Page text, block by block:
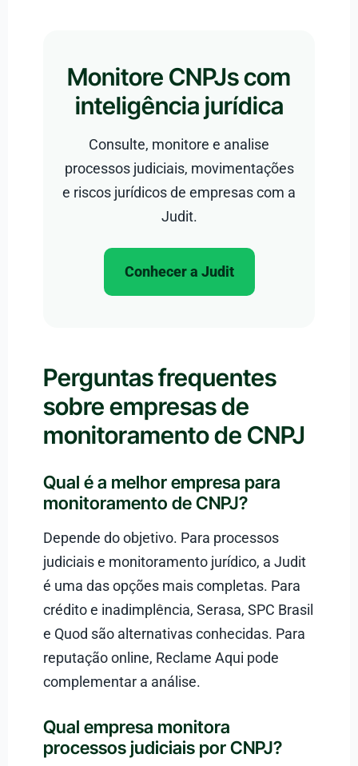
Monitore CNPJs com
inteligência jurídica
Consulte, monitore e analise
processos judiciais, movimentações
e riscos jurídicos de empresas com a
Judit.
Conhecer a Judit
Perguntas frequentes
sobre empresas de
monitoramento de CNPJ
Qual é a melhor empresa para
monitoramento de CNPJ?
Depende do objetivo. Para processos
judiciais e monitoramento jurídico, a Judit
é uma das opções mais completas. Para
crédito e inadimplência, Serasa, SPC Brasil
e Quod são alternativas conhecidas. Para
reputação online, Reclame Aqui pode
complementar a análise.
Qual empresa monitora
processos judiciais por CNPJ?